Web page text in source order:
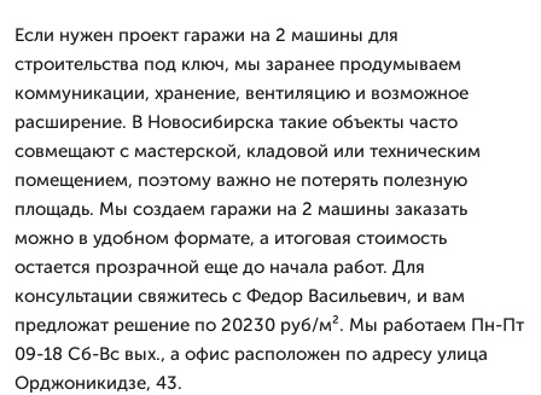
Если нужен проект гаражи на 2 машины для
строительства под ключ, мы заранее продумываем
коммуникации, хранение, вентиляцию и возможное
расширение. В Новосибирска такие объекты часто
совмещают с мастерской, кладовой или техническим
помещением, поэтому важно не потерять полезную
площадь. Мы создаем гаражи на 2 машины заказать
можно в удобном формате, а итоговая стоимость
остается прозрачной еще до начала работ. Для
консультации свяжитесь с Федор Васильевич, и вам
предложат решение по 20230 руб/м². Мы работаем Пн-Пт
09-18 Сб-Вс вых., а офис расположен по адресу улица
Орджоникидзе, 43.